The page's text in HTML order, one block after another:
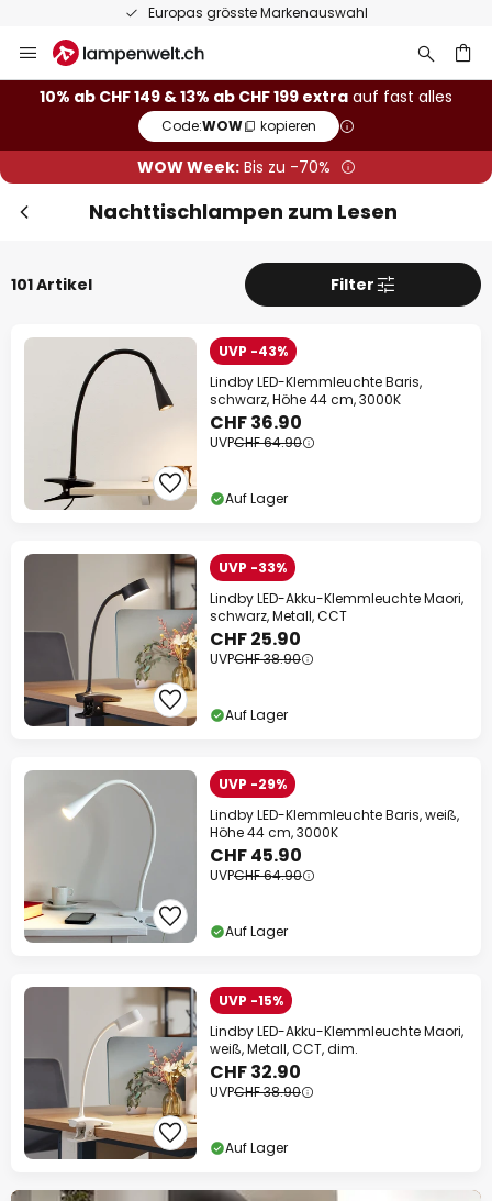
50 Tage kostenlose Retoure
Inhalt
springen
10% ab CHF 149 & 13% ab CHF 199 extra auf fast alles
Code:WOW kopieren
WOW Week:Bis zu -70%
Nachttischlampen zum Lesen
101 Artikel Filter
UVP -43%
Lindby LED-Klemmleuchte Baris,
schwarz, Höhe 44 cm, 3000K
CHF 36.90
UVPCHF 64.90
Auf Lager
UVP -33%
Lindby LED-Akku-Klemmleuchte Maori,
schwarz, Metall, CCT
CHF 25.90
UVPCHF 38.90
Auf Lager
UVP -29%
Lindby LED-Klemmleuchte Baris, weiß,
Höhe 44 cm, 3000K
CHF 45.90
UVPCHF 64.90
Auf Lager
UVP -15%
Lindby LED-Akku-Klemmleuchte Maori,
weiß, Metall, CCT, dim.
CHF 32.90
UVPCHF 38.90
Auf Lager
Extra Rabatt
10% Rabattab CHF 149
13% Rabattab CHF 199
WOW
Jetzt einlösen
*Ausgenommene Hersteller